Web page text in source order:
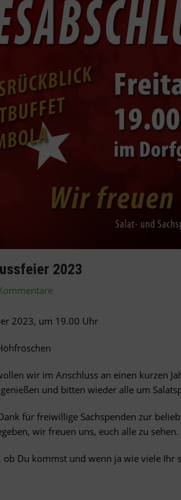
2023
2023, um 19.00 Uhr
wir im Anschluss an einen kurzen
und bitten wieder alle um
für freiwillige Sachspenden zur
wir freuen uns, euch alle zu sehen.
Du kommst und wenn ja wie viele Ihr